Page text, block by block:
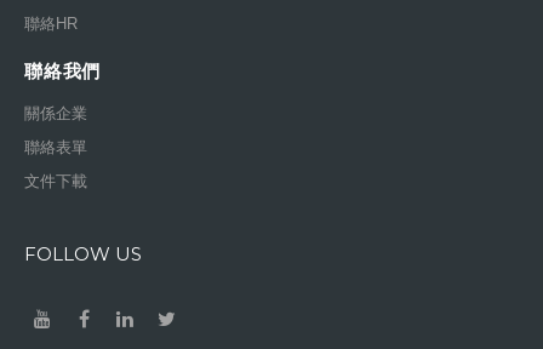
聯絡HR
聯絡我們
關係企業
聯絡表單
文件下載
FOLLOW US